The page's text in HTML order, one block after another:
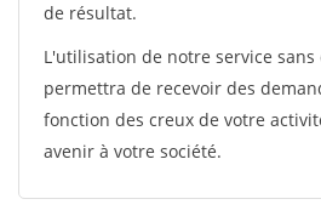
de résultat.
L'utilisation de notre service sans
permettra de recevoir des
fonction des creux de votre
avenir à votre société.